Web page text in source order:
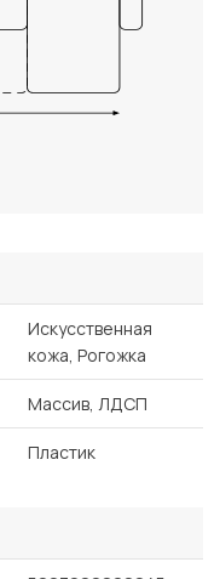
Искусственная
кожа, Рогожка
Массив, ЛДСП
Пластик